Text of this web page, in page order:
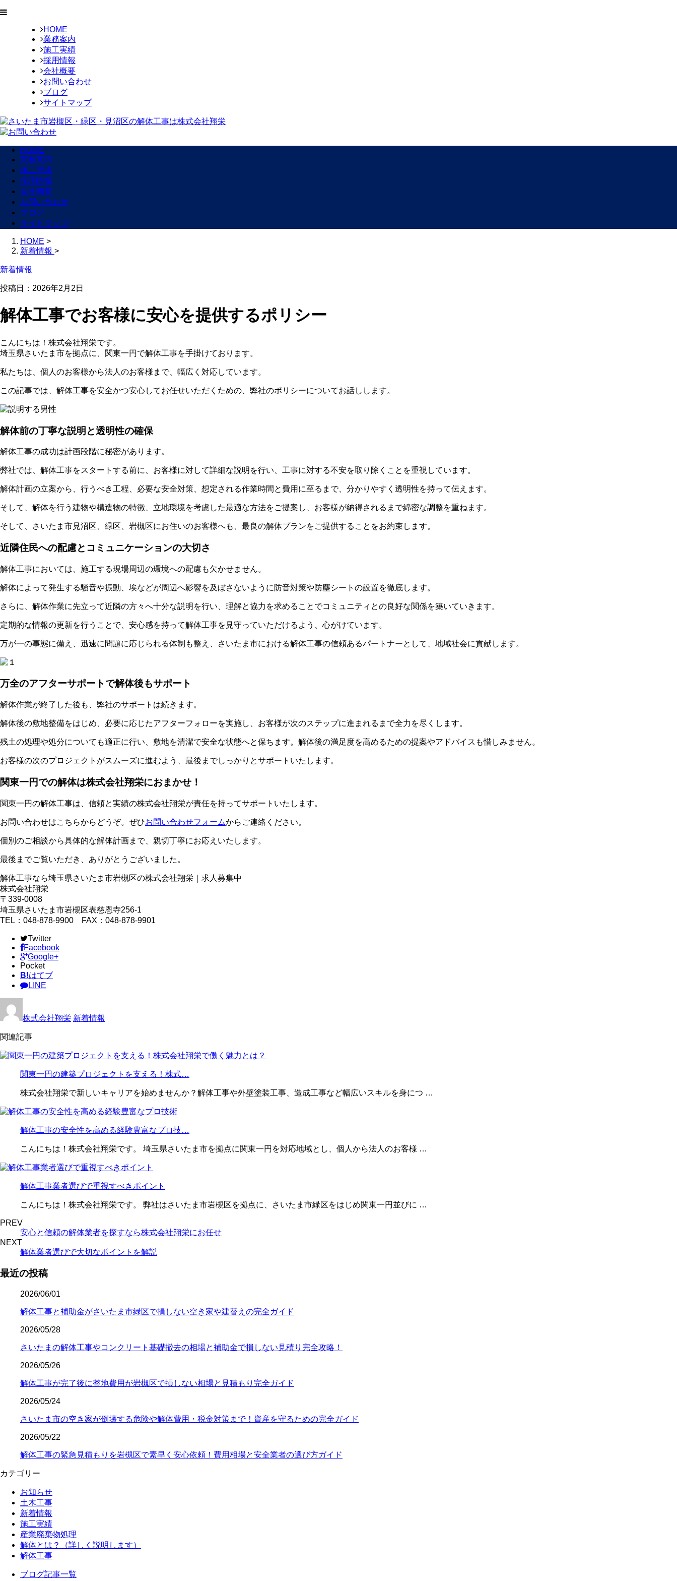
HOME
業務案内
施工実績
採用情報
会社概要
お問い合わせ
ブログ
サイトマップ
HOME
業務案内
施工実績
採用情報
会社概要
お問い合わせ
ブログ
サイトマップ
HOME >
新着情報 >
新着情報
投稿日：2026年2月2日
解体工事でお客様に安心を提供するポリシー
こんにちは！株式会社翔栄です。
埼玉県さいたま市を拠点に、関東一円で解体工事を手掛けております。
私たちは、個人のお客様から法人のお客様まで、幅広く対応しています。
この記事では、解体工事を安全かつ安心してお任せいただくための、弊社のポリシーについてお話しします。
解体前の丁寧な説明と透明性の確保
解体工事の成功は計画段階に秘密があります。
弊社では、解体工事をスタートする前に、お客様に対して詳細な説明を行い、工事に対する不安を取り除くことを重視しています。
解体計画の立案から、行うべき工程、必要な安全対策、想定される作業時間と費用に至るまで、分かりやすく透明性を持って伝えます。
そして、解体を行う建物や構造物の特徴、立地環境を考慮した最適な方法をご提案し、お客様が納得されるまで綿密な調整を重ねます。
そして、さいたま市見沼区、緑区、岩槻区にお住いのお客様へも、最良の解体プランをご提供することをお約束します。
近隣住民への配慮とコミュニケーションの大切さ
解体工事においては、施工する現場周辺の環境への配慮も欠かせません。
解体によって発生する騒音や振動、埃などが周辺へ影響を及ぼさないように防音対策や防塵シートの設置を徹底します。
さらに、解体作業に先立って近隣の方々へ十分な説明を行い、理解と協力を求めることでコミュニティとの良好な関係を築いていきます。
定期的な情報の更新を行うことで、安心感を持って解体工事を見守っていただけるよう、心がけています。
万が一の事態に備え、迅速に問題に応じられる体制も整え、さいたま市における解体工事の信頼あるパートナーとして、地域社会に貢献します。
万全のアフターサポートで解体後もサポート
解体作業が終了した後も、弊社のサポートは続きます。
解体後の敷地整備をはじめ、必要に応じたアフターフォローを実施し、お客様が次のステップに進まれるまで全力を尽くします。
残土の処理や処分についても適正に行い、敷地を清潔で安全な状態へと保ちます。解体後の満足度を高めるための提案やアドバイスも惜しみません。
お客様の次のプロジェクトがスムーズに進むよう、最後までしっかりとサポートいたします。
関東一円での解体は株式会社翔栄におまかせ！
関東一円の解体工事は、信頼と実績の株式会社翔栄が責任を持ってサポートいたします。
お問い合わせはこちらからどうぞ。ぜひお問い合わせフォームからご連絡ください。
個別のご相談から具体的な解体計画まで、親切丁寧にお応えいたします。
最後までご覧いただき、ありがとうございました。
解体工事なら埼玉県さいたま市岩槻区の株式会社翔栄｜求人募集中
株式会社翔栄
〒339-0008
埼玉県さいたま市岩槻区表慈恩寺256-1
TEL：048-878-9900 FAX：048-878-9901
Twitter
Facebook
Google+
Pocket
B!はてブ
LINE
株式会社翔栄 新着情報
関連記事
関東一円の建築プロジェクトを支える！株式…
株式会社翔栄で新しいキャリアを始めませんか？解体工事や外壁塗装工事、造成工事など幅広いスキルを身につ …
解体工事の安全性を高める経験豊富なプロ技…
こんにちは！株式会社翔栄です。 埼玉県さいたま市を拠点に関東一円を対応地域とし、個人から法人のお客様 …
解体工事業者選びで重視すべきポイント
こんにちは！株式会社翔栄です。 弊社はさいたま市岩槻区を拠点に、さいたま市緑区をはじめ関東一円並びに …
PREV
安心と信頼の解体業者を探すなら株式会社翔栄にお任せ
NEXT
解体業者選びで大切なポイントを解説
最近の投稿
2026/06/01
解体工事と補助金がさいたま市緑区で損しない空き家や建替えの完全ガイド
2026/05/28
さいたまの解体工事やコンクリート基礎撤去の相場と補助金で損しない見積り完全攻略！
2026/05/26
解体工事が完了後に整地費用が岩槻区で損しない相場と見積もり完全ガイド
2026/05/24
さいたま市の空き家が倒壊する危険や解体費用・税金対策まで！資産を守るための完全ガイド
2026/05/22
解体工事の緊急見積もりを岩槻区で素早く安心依頼！費用相場と安全業者の選び方ガイド
カテゴリー
お知らせ
土木工事
新着情報
施工実績
産業廃棄物処理
解体とは？（詳しく説明します）
解体工事
ブログ記事一覧